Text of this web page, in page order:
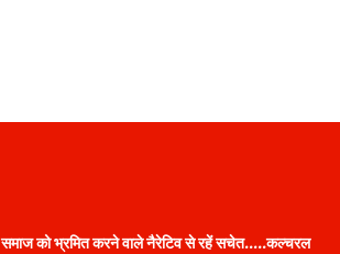
समाज को भ्रमित करने वाले नैरेटिव से रहें सचेत…..कल्चरल